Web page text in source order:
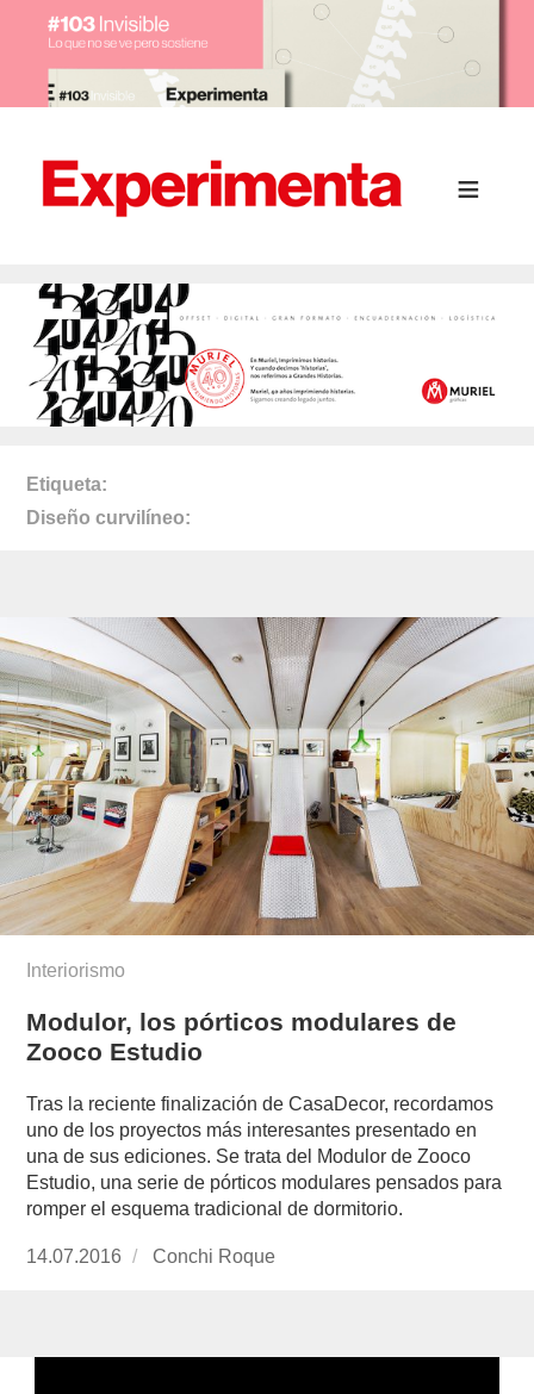
Etiqueta
Diseño curvilíneo
Interiorismo
Modulor, los pórticos modulares de
Zooco Estudio
Tras la reciente finalización de CasaDecor, recordamos
uno de los proyectos más interesantes presentado en
una de sus ediciones. Se trata del Modulor de Zooco
Estudio, una serie de pórticos modulares pensados para
romper el esquema tradicional de dormitorio.
Publicado
14.07.2016
https://www.experimenta.es/author/conchi-
Conchi Roque